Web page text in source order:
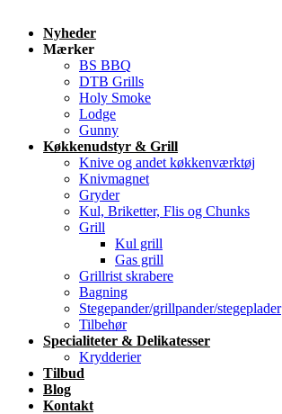
Nyheder
Mærker
BS BBQ
DTB Grills
Holy Smoke
Lodge
Gunny
Køkkenudstyr & Grill
Knive og andet køkkenværktøj
Knivmagnet
Gryder
Kul, Briketter, Flis og Chunks
Grill
Kul grill
Gas grill
Grillrist skrabere
Bagning
Stegepander/grillpander/stegeplader
Tilbehør
Specialiteter & Delikatesser
Krydderier
Tilbud
Blog
Kontakt